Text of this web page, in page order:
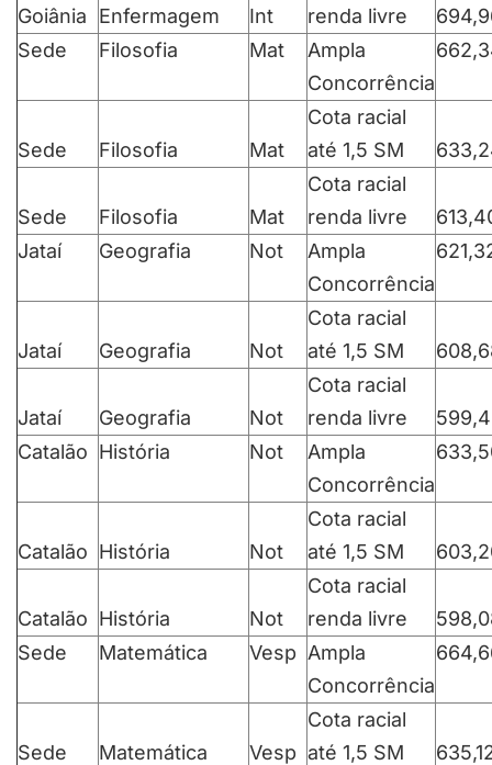
Goiânia Enfermagem Int renda livre
Sede
Filosofia Mat
Ampla
Concorrência
Sede Filosofia Mat
Cota racial
até 1,5 SM
Sede Filosofia Mat
Cota racial
renda livre
Jataí
Geografia Not
Ampla
Concorrência
Jataí Geografia Not
Cota racial
até 1,5 SM
Jataí Geografia Not
Cota racial
renda livre
Catalão História Not
Ampla
Concorrência
Catalão História Not
Cota racial
até 1,5 SM
Catalão História Not
Cota racial
renda livre
Sede
Matemática Vesp Ampla
Concorrência
Sede Matemática Vesp
Cota racial
até 1,5 SM